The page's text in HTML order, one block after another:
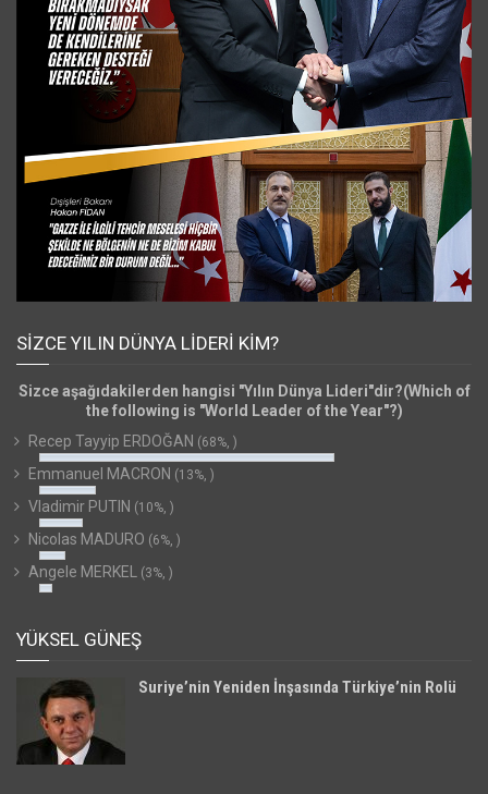
SIZCE YILIN DÜNYA LIDERI KIM?
Sizce aşağıdakilerden hangisi "Yılın Dünya Lideri"dir?(Which of
the following is "World Leader of the Year"?)
Recep Tayyip ERDOĞAN (68%, )
Emmanuel MACRON (13%, )
Vladimir PUTIN (10%, )
Nicolas MADURO (6%, )
Angele MERKEL (3%, )
YÜKSEL GÜNEŞ
Suriye’nin Yeniden İnşasında Türkiye’nin Rolü